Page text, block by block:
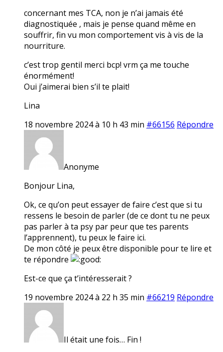
concernant mes TCA, non je n’ai jamais été
diagnostiquée , mais je pense quand même en
souffrir, fin vu mon comportement vis à vis de la
nourriture.
c’est trop gentil merci bcp! vrm ça me touche
énormément!
Oui j’aimerai bien s’il te plait!
Lina
18 novembre 2024 à 10 h 43 min #66156 Répondre
Anonyme
Bonjour Lina,
Ok, ce qu’on peut essayer de faire c’est que si tu
ressens le besoin de parler (de ce dont tu ne peux
pas parler à ta psy par peur que tes parents
l’apprennent), tu peux le faire ici.
De mon côté je peux être disponible pour te lire et
te répondre
Est-ce que ça t’intéresserait ?
19 novembre 2024 à 22 h 35 min #66219 Répondre
Il était une fois… Fin !